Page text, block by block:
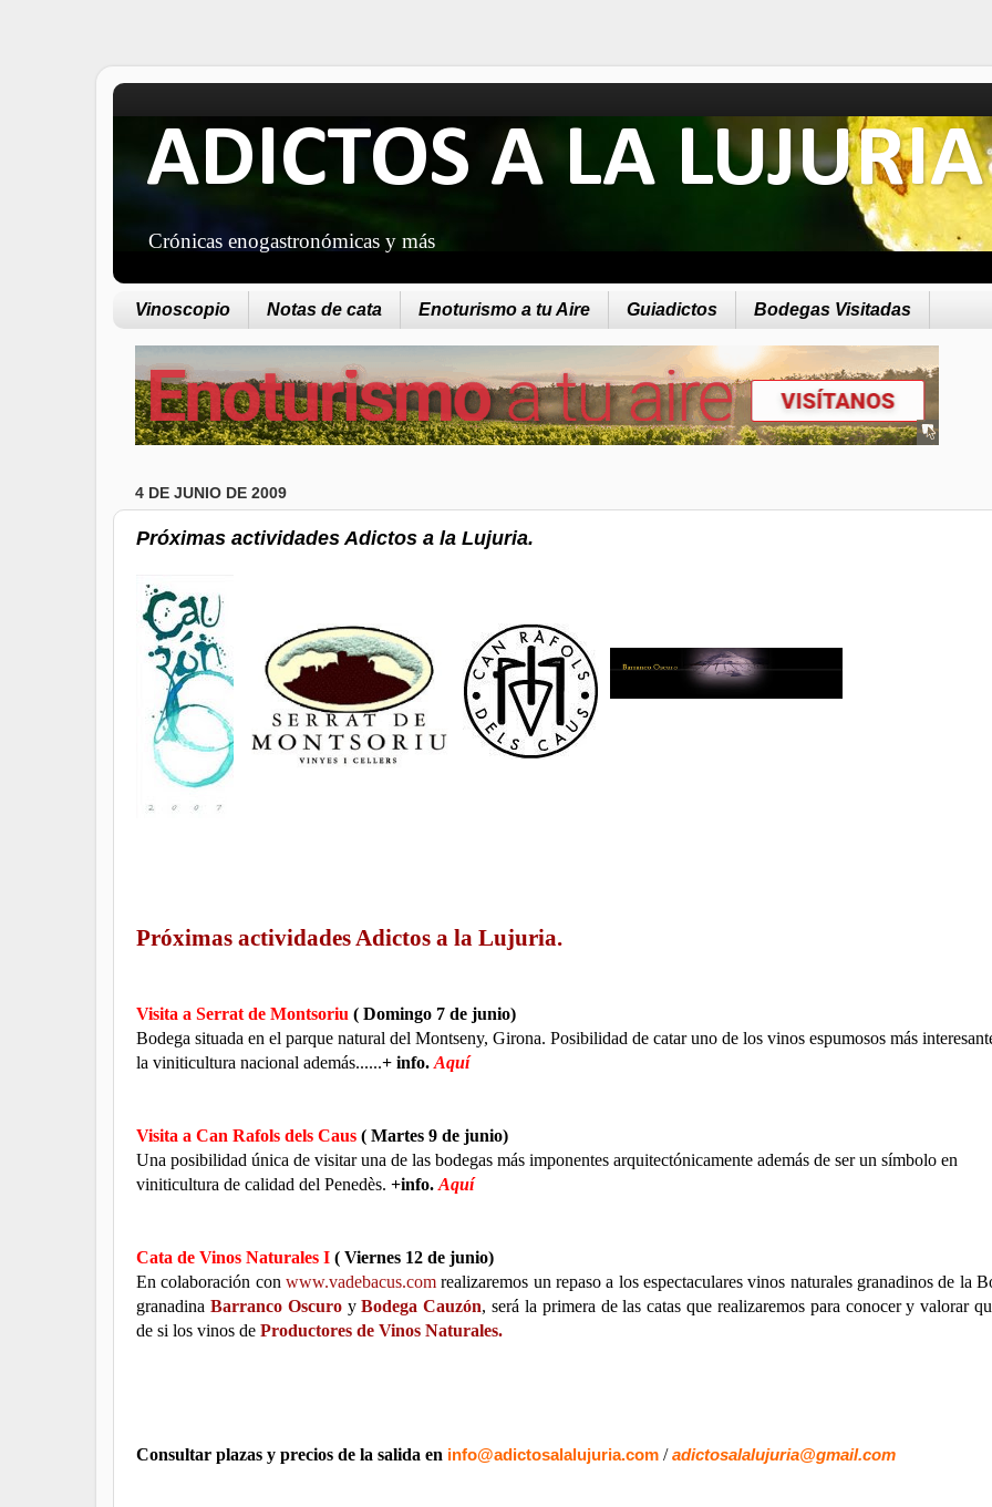
ADICTOS A LA LUJURIA
Crónicas enogastronómicas y más
Vinoscopio Notas de cata Enoturismo a tu Aire Guiadictos Bodegas Visitadas
4 DE JUNIO DE 2009
Próximas actividades Adictos a la Lujuria.
Próximas actividades Adictos a la Lujuria.
Visita a Serrat de Montsoriu ( Domingo 7 de junio)
Bodega situada en el parque natural del Montseny, Girona. Posibilidad de catar uno de los vinos espumosos más
la viniticultura nacional además......+ info. Aquí
Visita a Can Rafols dels Caus ( Martes 9 de junio)
Una posibilidad única de visitar una de las bodegas más imponentes arquitectónicamente además de ser un símbolo en
viniticultura de calidad del Penedès. +info. Aquí
Cata de Vinos Naturales I ( Viernes 12 de junio)
En colaboración con www.vadebacus.com realizaremos un repaso a los espectaculares vinos naturales granadinos de la
granadina Barranco Oscuro yBodega Cauzón, será la primera de las catas que realizaremos para conocer y valorar
de si los vinos de Productores de Vinos Naturales.
Consultar plazas y precios de la salida en info@adictosalalujuria.com /adictosalalujuria@gmail.com